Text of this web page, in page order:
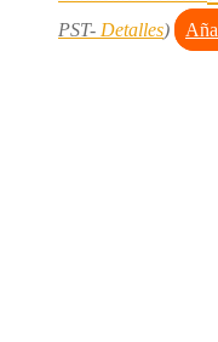
PST- Detalles)